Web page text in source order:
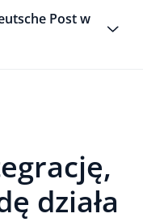
Post w
działa